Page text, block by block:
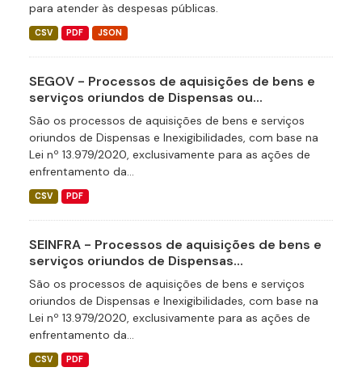
para atender às despesas públicas.
CSV PDF JSON
SEGOV - Processos de aquisições de bens e
serviços oriundos de Dispensas ou...
São os processos de aquisições de bens e serviços
oriundos de Dispensas e Inexigibilidades, com base na
Lei nº 13.979/2020, exclusivamente para as ações de
enfrentamento da...
CSV PDF
SEINFRA - Processos de aquisições de bens e
serviços oriundos de Dispensas...
São os processos de aquisições de bens e serviços
oriundos de Dispensas e Inexigibilidades, com base na
Lei nº 13.979/2020, exclusivamente para as ações de
enfrentamento da...
CSV PDF